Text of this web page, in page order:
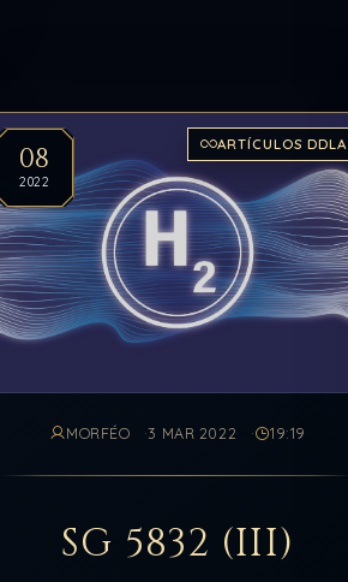
08
2022
ARTÍCULOS DDLA
MORFÉO 3 MAR 2022 19:19
SG 5832 (III)